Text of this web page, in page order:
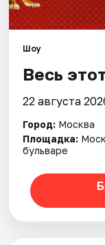
Шоу
Весь
22 августа
Город: Москва
Площадка:
бульваре